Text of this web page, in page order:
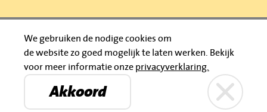
Bruïneplein Petenbos
Privacyverklaring
© 2026 Jumbo Huibers
IBAN: NL92 RABO 0395111021
Jumbo Huibers
We gebruiken de nodige cookies om
de website zo goed mogelijk te laten werken.
Bekijk
voor meer informatie onze privacyverklaring.
Akkoord